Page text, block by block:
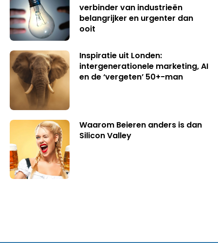
verbinder van industrieën
belangrijker en urgenter dan
ooit
Inspiratie uit Londen:
intergenerationele marketing, AI
en de ‘vergeten’ 50+-man
Waarom Beieren anders is dan
Silicon Valley